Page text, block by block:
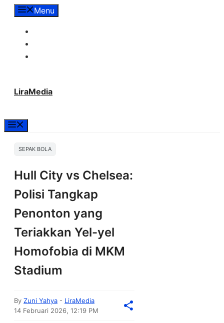
LangsungMenu
LiraMedia
SEPAK BOLA
Hull City vs Chelsea:
Polisi Tangkap
Penonton yang
Teriakkan Yel-yel
Homofobia di MKM
Stadium
By Zuni Yahya - LiraMedia
14 Februari 2026, 12:19 PM